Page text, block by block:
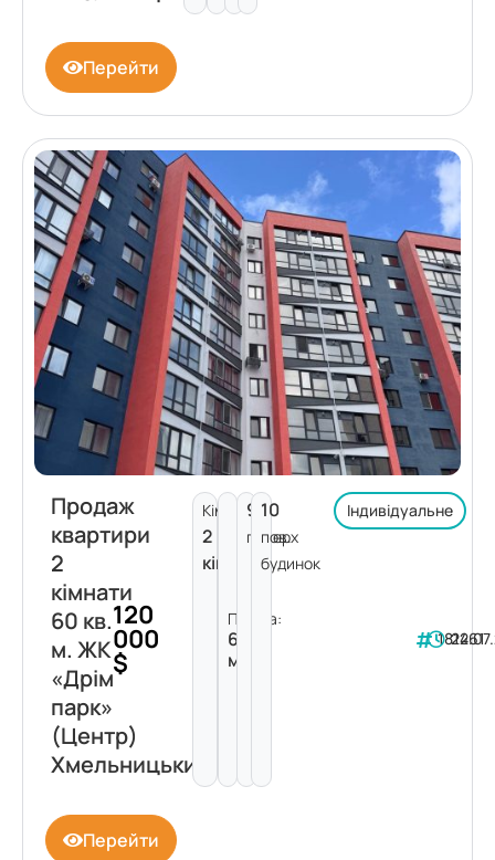
Перейти
Продаж
квартири
2
кімнати
60 кв.
м. ЖК
«Дрім
парк»
(Центр)
Хмельницький
120
000
$
Кімнат:
2
кімнати
Площа:
60
м²
9
поверх
10
пов.
будинок
Індивідуальне
181461
Перейти